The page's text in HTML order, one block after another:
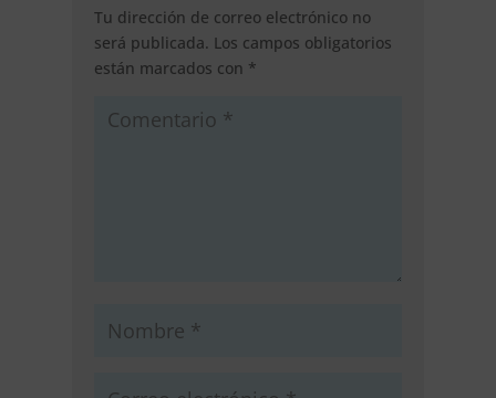
Tu dirección de correo electrónico no
será publicada. Los campos obligatorios
están marcados con *